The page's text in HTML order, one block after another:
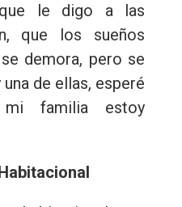
le digo a las
que los sueños
demora, pero se
una de ellas, esperé
familia estoy